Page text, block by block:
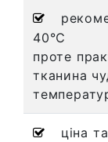
40℃
проте
тканина
ціна